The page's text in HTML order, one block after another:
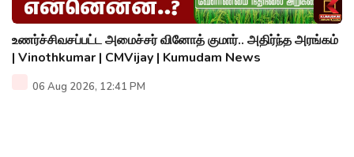
உணர்ச்சிவசப்பட்ட அமைச்சர் வினோத் குமார்.. அதிர்ந்த அரங்கம்
| Vinothkumar | CMVijay | Kumudam News
06 Aug 2026, 12:41 PM